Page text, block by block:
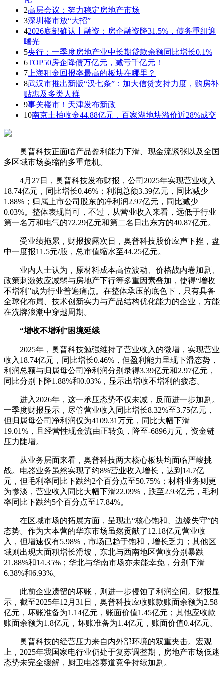
2高层会议：努力稳定房地产市场
3深圳楼市放“大招”
42026底部确认丨融资：房企融资降31.5%，债务重组迎
曙光
5央行：一季度房地产业中长期贷款余额同比增长0.1%
6TOP50房企降债万亿元，减亏千亿元！
7 上海租金回报率最高的板块在哪里？
8武汉市推出新版“汉七条”：加大信贷支持力度，购房补
贴惠及多类人群
9事关楼市！天津发布新政
10南京土拍收金44.88亿元，百家湖地块溢价近28%成交
奥普科技正面临产品盈利能力下滑、现金流紧张以及全国
多区域市场萎缩的多重危机。
4月27日，奥普科技发布财报，公司2025年实现营业收入
18.74亿元，同比增长0.46%；利润总额3.39亿元，同比减少
1.88%；归属上市公司股东的净利润2.97亿元，同比减少
0.03%。整体表现尚可，不过，从营业收入来看，远低于行业
第一名万和电气的72.29亿元和第二名日出东方的40.87亿元。
受业绩拖累，财报披露次日，奥普科技股价应声下挫，盘
中一度报11.5元/股，总市值缩水至44.25亿元。
业内人士认为，原材料成本高位波动、价格战内卷加剧、
政策刺激效应减弱与房地产下行等多重因素叠加，使得“增收
不增利”成为行业普遍痛点。在整体承压的底色下，只有具备
全球化布局、技术创新实力与产品结构优化能力的企业，方能
在洗牌浪潮中穿越周期。
“增收不增利”困境延续
2025年，奥普科技勉强维持了营业收入的微增，实现营业
收入18.74亿元，同比增长0.46%，但盈利能力呈现下滑态势，
利润总额与归属母公司净利润分别录得3.39亿元和2.97亿元，
同比分别下降1.88%和0.03%，显示出增收不增利的疲态。
进入2026年，这一承压态势不仅未减，反而进一步加剧。
一季度财报显示，尽管营业收入同比增长8.32%至3.75亿元，
但归属母公司净利润仅为4109.31万元，同比大幅下滑
19.01%，且经营性现金流由正转负，降至-6896万元，资金链
压力陡增。
从业务层面来看，奥普科技两大核心板块均面临严峻挑
战。电器业务虽然实现了约8%营业收入增长，达到14.7亿
元，但毛利率同比下跌约2个百分点至50.75%；材料业务则更
为惨淡，营业收入同比大幅下滑22.09%，跌至2.93亿元，毛利
率同比下跌约5个百分点至17.84%。
在区域市场的拓展方面，呈现出“核心饱和、边缘失守”的
态势。作为大本营的华东市场虽然贡献了12.18亿元营业收
入，但增速仅有5.98%，市场已趋于饱和，增长乏力；其他区
域则出现大面积增长滑坡，东北与西南地区营收分别暴跌
21.88%和14.35%；华北与华南市场亦未能幸免，分别下滑
6.38%和6.93%。
此前企业遗留的坏账，则进一步侵蚀了利润空间。财报显
示，截至2025年12月31日，奥普科技应收账款账面余额为2.58
亿元，坏账准备为1.14亿元，账面价值1.45亿元；其他应收款
账面余额为1.8亿元，坏账准备为1.4亿元，账面价值0.4亿元。
奥普科技的经营压力来自内外部环境的双重夹击。宏观
上，2025年我国家电行业仍处于复苏调整期，房地产市场低迷
态势未完全缓解，厨卫电器赛道竞争持续加剧。